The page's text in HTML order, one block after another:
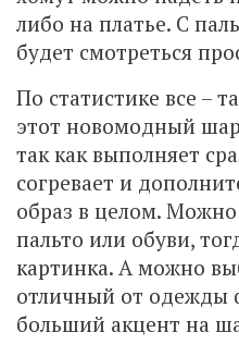
либо на платье. С
будет смотреться
По статистике все –
этот новомодный
так как выполняет
согревает и
образ в целом.
пальто или обуви,
картинка. А можно
отличный от одежды
больший акцент на